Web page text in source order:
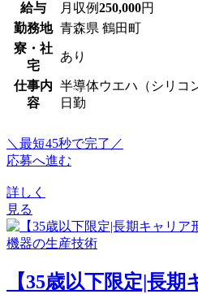
給与 月収例250,000円
勤務地 青森県 鶴田町
寮・社
宅
あり
仕事内
容
半導体ウエハ（シリコ
日勤
＼最短45秒で完了／
応募へ進む
詳しく
見る
【35歳以下限定|長